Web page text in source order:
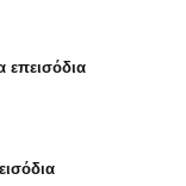
επεισόδια